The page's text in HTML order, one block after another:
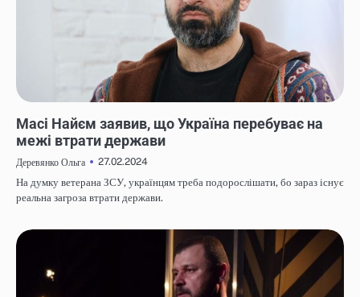
Масі Найєм заявив, що Україна перебуває на
межі втрати держави
Деревянко Ольга
27.02.2024
На думку ветерана ЗСУ, українцям треба подорослішати, бо зараз існує
реальна загроза втрати держави.